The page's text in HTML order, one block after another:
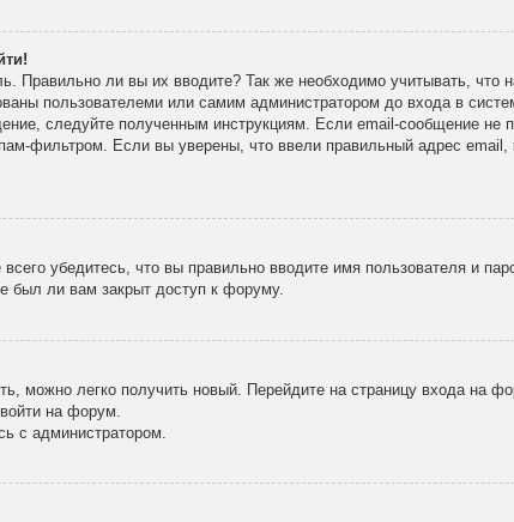
Правильно ли вы их вводите? Так же необходимо учитывать,
пользователеми или самим администратором до входа в
следуйте полученным инструкциям. Если email-сообщение не
фильтром. Если вы уверены, что ввели правильный адрес email,
убедитесь, что вы правильно вводите имя пользователя и
был ли вам закрыт доступ к форуму.
можно легко получить новый. Перейдите на страницу входа на
на форум.
с администратором.